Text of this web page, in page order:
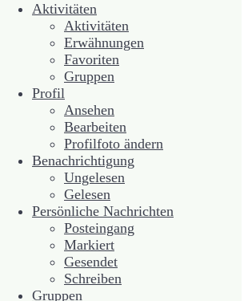
Aktivitäten
Aktivitäten
Erwähnungen
Favoriten
Gruppen
Profil
Ansehen
Bearbeiten
Profilfoto ändern
Benachrichtigung
Ungelesen
Gelesen
Persönliche Nachrichten
Posteingang
Markiert
Gesendet
Schreiben
Gruppen